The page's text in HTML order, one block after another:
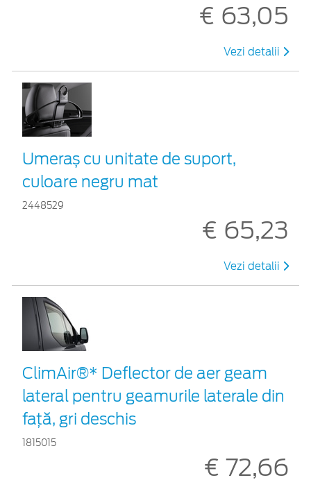
€ 63,05
Vezi detalii
Umeraș cu unitate de suport,
culoare negru mat
2448529
€ 65,23
Vezi detalii
ClimAir®* Deflector de aer geam
lateral pentru geamurile laterale din
faţă, gri deschis
1815015
€ 72,66